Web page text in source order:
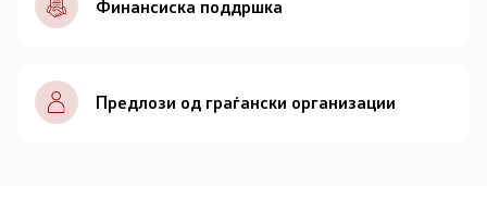
Документи
Записници и дневни редови од седниците на
Советот
Финансиска поддршка
Предлози од граѓански организации